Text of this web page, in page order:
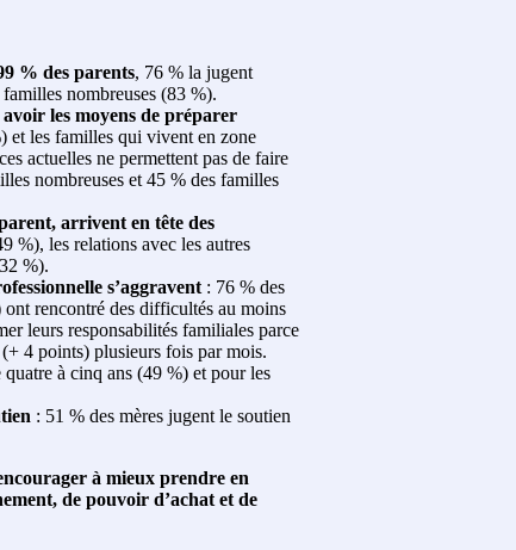
% des parents, 76 % la jugent
nombreuses (83 %).
les moyens de préparer
et les familles qui vivent en zone
actuelles ne permettent pas de faire
nombreuses et 45 % des familles
arrivent en tête des
%), les relations avec les autres
%).
s’aggravent : 76 % des
rencontré des difficultés au moins
leurs responsabilités familiales parce
4 points) plusieurs fois par mois.
quatre à cinq ans (49 %) et pour les
: 51 % des mères jugent le soutien
à mieux prendre en
de pouvoir d’achat et de